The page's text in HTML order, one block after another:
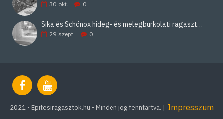
30 okt. 0
Sika és Schönox hideg- és melegburkolati ragasztási rendszerek
29 szept. 0
2021 - Epitesiragasztok.hu - Minden jog fenntartva. | Impresszum